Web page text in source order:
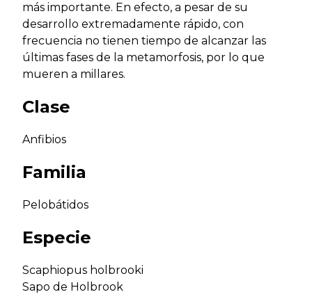
más importante. En efecto, a pesar de su
desarrollo extremadamente rápido, con
frecuencia no tienen tiempo de alcanzar las
últimas fases de la metamorfosis, por lo que
mueren a millares.
Clase
Anfibios
Familia
Pelobátidos
Especie
Scaphiopus holbrooki
Sapo de Holbrook